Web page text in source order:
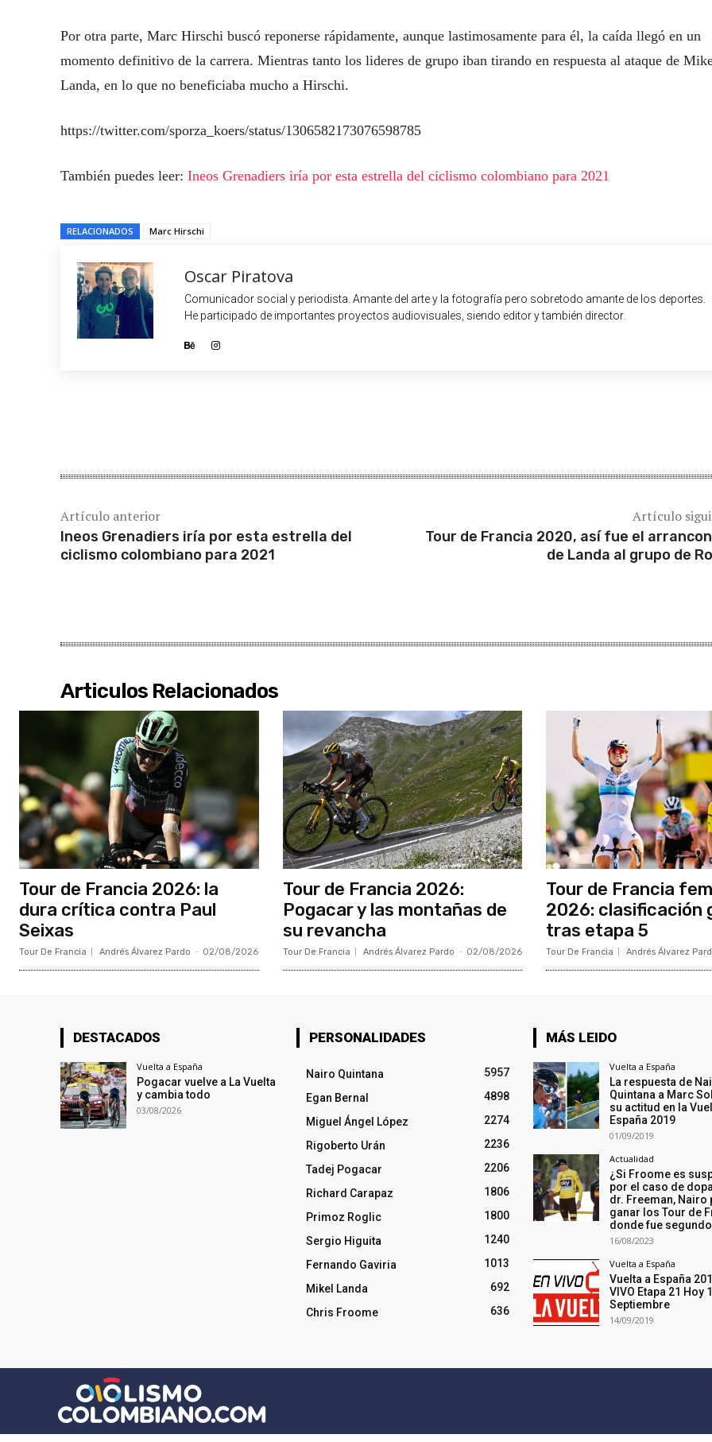
Por otra parte, Marc Hirschi buscó reponerse rápidamente, aunque lastimosamente para él, la caída llegó en un
momento definitivo de la carrera. Mientras tanto los lideres de grupo iban tirando en respuesta al ataque de
Landa, en lo que no beneficiaba mucho a Hirschi.
https://twitter.com/sporza_koers/status/1306582173076598785
También puedes leer: Ineos Grenadiers iría por esta estrella del ciclismo colombiano para 2021
RELACIONADOS Marc Hirschi
Oscar Piratova
Comunicador social y periodista. Amante del arte y la fotografía pero sobretodo amante de los deportes.
He participado de importantes proyectos audiovisuales, siendo editor y también director.
Artículo anterior
Ineos Grenadiers iría por esta estrella del
ciclismo colombiano para 2021
Artículo
Tour de Francia 2020, así fue el
de Landa al grupo de
Articulos Relacionados
Tour de Francia 2026: la
dura crítica contra Paul
Seixas
Tour De Francia Andrés Álvarez Pardo - 02/08/2026
Tour de Francia 2026:
Pogacar y las montañas de
su revancha
Tour De Francia Andrés Álvarez Pardo - 02/08/2026
Tour de Francia
2026: clasificación
tras etapa 5
Tour De Francia Andrés Álvarez
DESTACADOS
Vuelta a España
Pogacar vuelve a La Vuelta
y cambia todo
03/08/2026
PERSONALIDADES
Nairo Quintana
5957
Egan Bernal
4898
Miguel Ángel López
2274
Rigoberto Urán
2236
Tadej Pogacar
2206
Richard Carapaz
1806
Primoz Roglic
1800
Sergio Higuita
1240
Fernando Gaviria
1013
Mikel Landa
692
Chris Froome
636
MÁS LEIDO
Vuelta a España
La respuesta de
Quintana a Marc
su actitud en la
España 2019
01/09/2019
Actualidad
¿Si Froome es
por el caso de
dr. Freeman, Nairo
ganar los Tour de
donde fue
16/08/2023
Vuelta a España
Vuelta a España
VIVO Etapa 21 Hoy
Septiembre
14/09/2019